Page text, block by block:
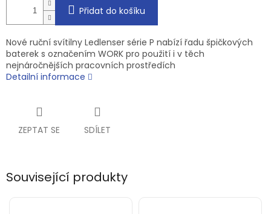
Přidat do košíku
Nové ruční svítilny Ledlenser série P nabízí řadu špičkových
baterek s označením WORK pro použití i v těch
nejnáročnějších pracovních prostředích
Detailní informace
ZEPTAT SE SDÍLET
Související produkty